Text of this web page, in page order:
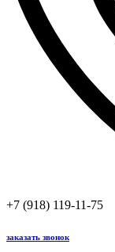
+7 (918) 119-11-75
заказать звонок